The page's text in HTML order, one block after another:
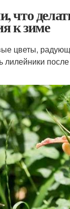
что
к зиме
цветы,
лилейники